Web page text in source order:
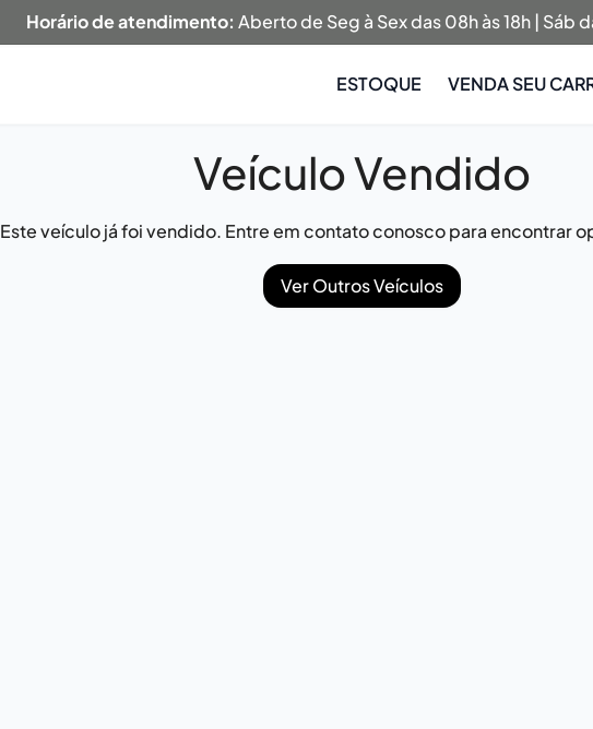
Horário de atendimento: Aberto de Seg à Sex das 08h às 18h | Sáb
ESTOQUE VENDA SEU
Veículo Vendido
Este veículo já foi vendido. Entre em contato conosco para encontrar
Ver Outros Veículos